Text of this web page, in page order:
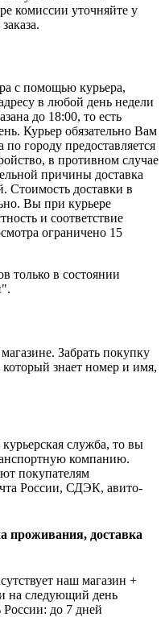
комиссии уточняйте у
с помощью курьера,
в любой день недели
до 18:00, то есть
Курьер обязательно Вам
городу предоставляется
в противном случае
причины доставка
Стоимость доставки в
Вы при курьере
и соответствие
ограничено 15
только в состоянии
Забрать покупку
знает номер и имя,
служба, то вы
компанию.
покупателям
России, СДЭК, авито-
проживания, доставка
наш магазин +
на следующий день
России: до 7 дней